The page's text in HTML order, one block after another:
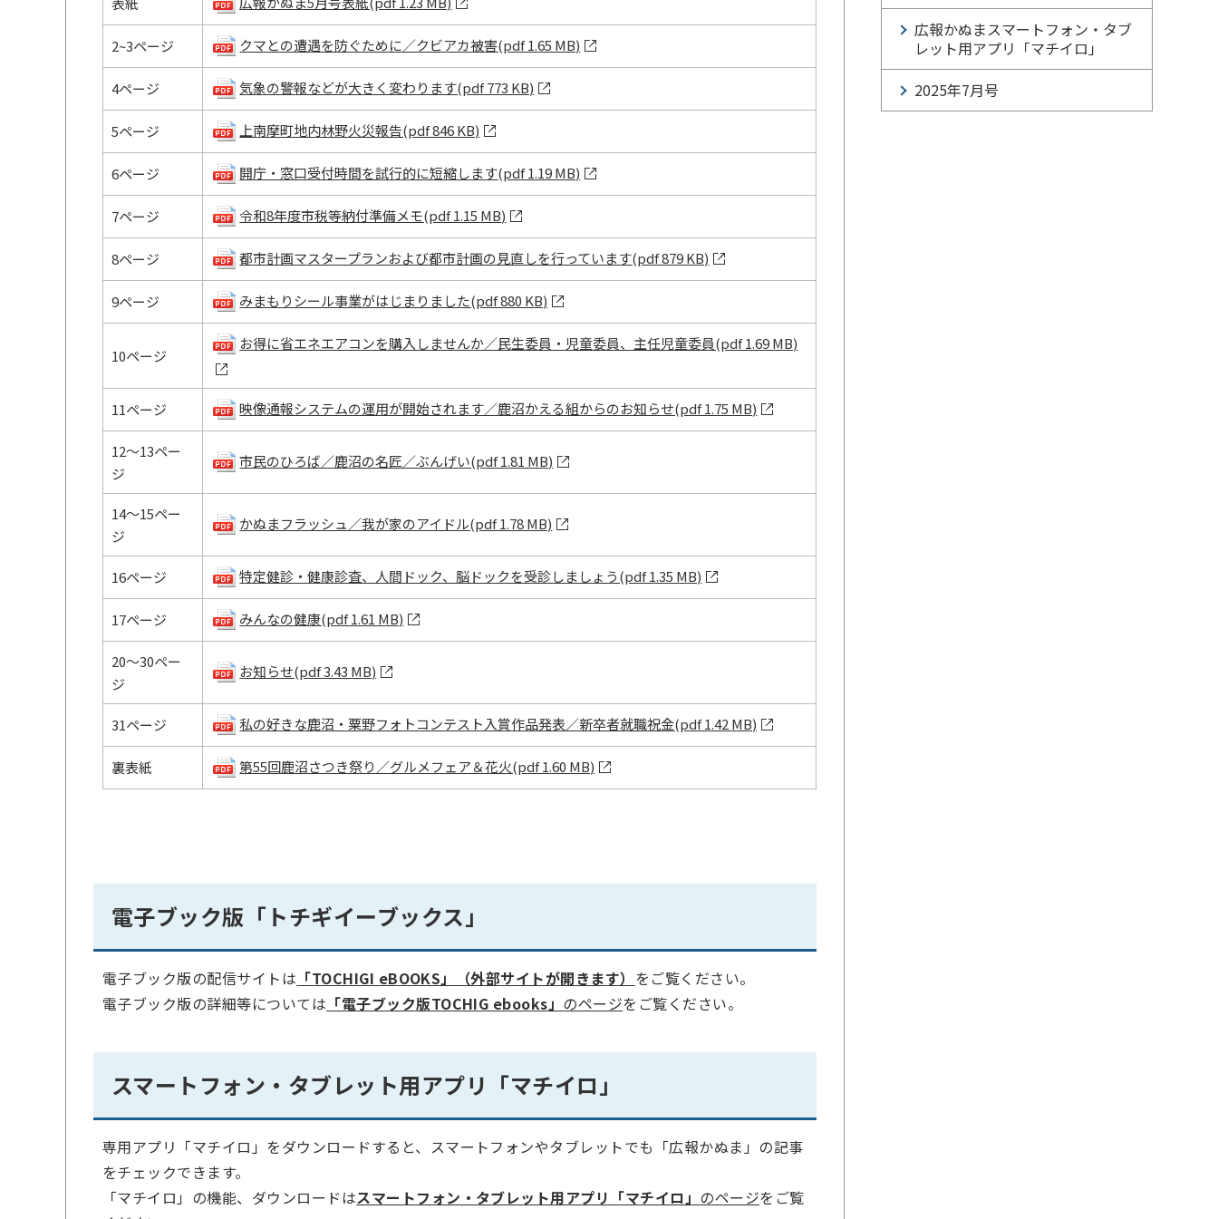
2~3ページ クマとの遭遇を防ぐために／クビアカ被害(pdf 1.65 MB)
4ページ 気象の警報などが大きく変わります(pdf 773 KB)
5ページ 上南摩町地内林野火災報告(pdf 846 KB)
6ページ 開庁・窓口受付時間を試行的に短縮します(pdf 1.19 MB)
7ページ 令和8年度市税等納付準備メモ(pdf 1.15 MB)
8ページ 都市計画マスタープランおよび都市計画の見直しを行っています(pdf 879 KB)
9ページ みまもりシール事業がはじまりました(pdf 880 KB)
10ページ
お得に省エネエアコンを購入しませんか／民生委員・児童委員、主任児童委員(pdf 1.69 MB)
11ページ 映像通報システムの運用が開始されます／鹿沼かえる組からのお知らせ(pdf 1.75 MB)
12～13ペー
ジ
市民のひろば／鹿沼の名匠／ぶんげい(pdf 1.81 MB)
14～15ペー
ジ
かぬまフラッシュ／我が家のアイドル(pdf 1.78 MB)
16ページ 特定健診・健康診査、人間ドック、脳ドックを受診しましょう(pdf 1.35 MB)
17ページ みんなの健康(pdf 1.61 MB)
20～30ペー
ジ
お知らせ(pdf 3.43 MB)
31ページ 私の好きな鹿沼・粟野フォトコンテスト入賞作品発表／新卒者就職祝金(pdf 1.42 MB)
裏表紙 第55回鹿沼さつき祭り／グルメフェア＆花火(pdf 1.60 MB)
電子ブック版「トチギイーブックス」
電子ブック版の配信サイトは 「TOCHIGI eBOOKS」（外部サイトが開きます） をご覧ください。
電子ブック版の詳細等については 「電子ブック版TOCHIG ebooks」 のページをご覧ください。
スマートフォン・タブレット用アプリ「マチイロ」
専用アプリ「マチイロ」をダウンロードすると、スマートフォンやタブレットでも「広報かぬま」の記事
をチェックできます。
「マチイロ」の機能、ダウンロードはスマートフォン・タブレット用アプリ「マチイロ」 のページをご覧
広報かぬまスマートフォン・タブ
レット用アプリ「マチイロ」
2025年7月号